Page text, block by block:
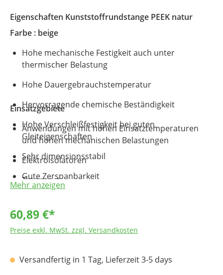
Eigenschaften Kunststoffrundstange PEEK natur
Farbe : beige
Hohe mechanische Festigkeit auch unter
thermischer Belastung
Hohe Dauergebrauchstemperatur
Hervorragende chemische Beständigkeit
Hohe Verschleißfestigkeit bei guten
Gleiteigenschaften
Sehr dimensionsstabil
Gute Zerspanbarkeit
Einsatzgebiete
Anwendungen mit hohen Einsatztemperaturen
und hohen mechanischen Belastungen
Elektroisolatoren
Transport
Medizintechnik
chemische Verfahrenstechnik
Mehr anzeigen
60,89 €*
Preise exkl. MwSt. zzgl. Versandkosten
Versandfertig in 1 Tag, Lieferzeit 3-5 days